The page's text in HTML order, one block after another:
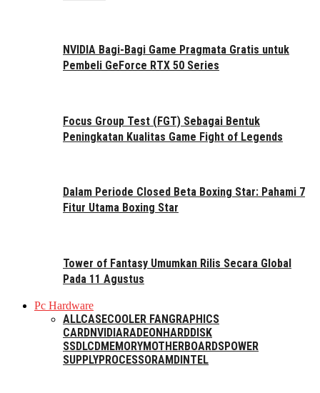
NVIDIA Bagi-Bagi Game Pragmata Gratis untuk
Pembeli GeForce RTX 50 Series
Focus Group Test (FGT) Sebagai Bentuk
Peningkatan Kualitas Game Fight of Legends
Dalam Periode Closed Beta Boxing Star: Pahami 7
Fitur Utama Boxing Star
Tower of Fantasy Umumkan Rilis Secara Global
Pada 11 Agustus
Pc Hardware
ALLCASECOOLER FAN GRAPHICS
CARDNVIDIARADEON HARDDISK
SSDLCDMEMORYMOTHERBOARDSPOWER
SUPPLYPROCESSORAMD INTEL